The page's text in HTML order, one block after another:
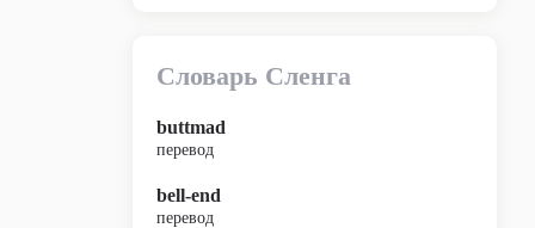
Словарь Сленга
buttmad
перевод
bell-end
перевод